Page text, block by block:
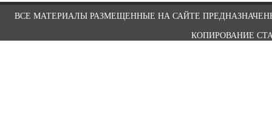
ВСЕ МАТЕРИАЛЫ РАЗМЕЩЕННЫЕ НА САЙТЕ
КОПИРОВАНИЕ